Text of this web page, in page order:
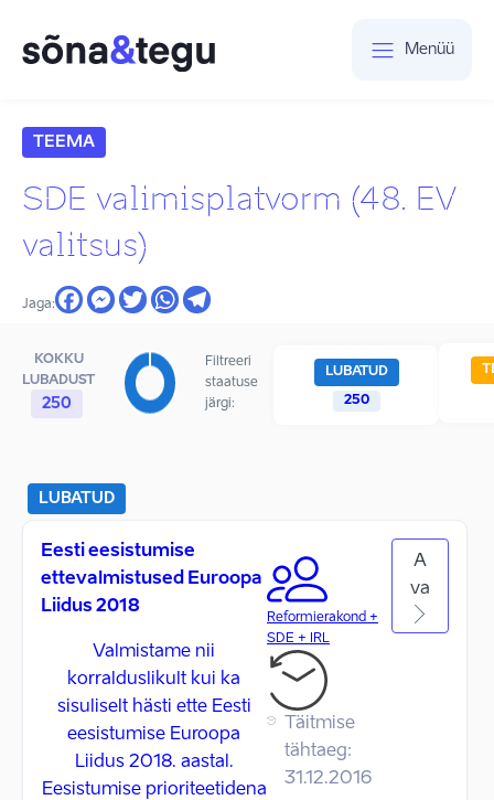
Menüü
TEEMA
SDE valimisplatvorm (48. EV
valitsus)
Jaga:
KOKKU
LUBADUST
250
Filtreeri
staatuse
järgi:
LUBATUD
250
LUBATUD
Eesti eesistumise
ettevalmistused Euroopa
Liidus 2018
Valmistame nii
korralduslikult kui ka
sisuliselt hästi ette Eesti
eesistumise Euroopa
Liidus 2018. aastal.
Eesistumise prioriteetidena
Reformierakond +
SDE + IRL
Täitmise
tähtaeg:
31.12.2016
A
va